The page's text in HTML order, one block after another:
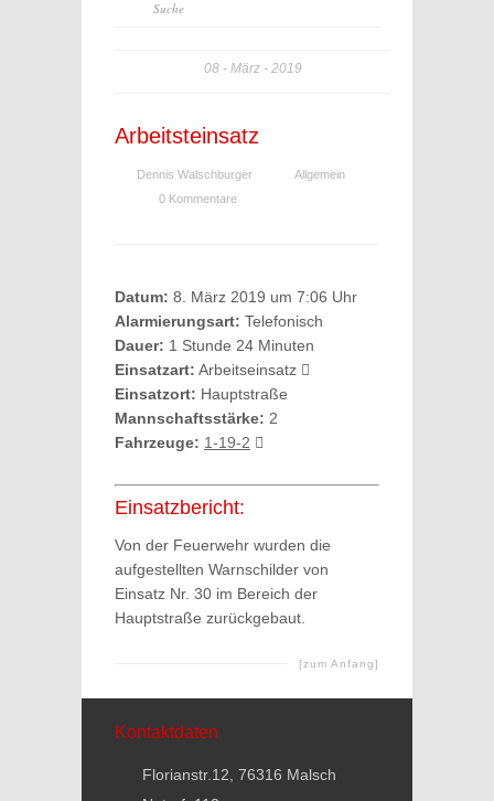
08 März 2019
Arbeitsteinsatz
Dennis Walschburger
Allgemein
0 Kommentare
Datum: 8. März 2019 um 7:06 Uhr
Alarmierungsart: Telefonisch
Dauer: 1 Stunde 24 Minuten
Einsatzart: Arbeitseinsatz
Einsatzort: Hauptstraße
Mannschaftsstärke: 2
Fahrzeuge: 1-19-2
Einsatzbericht:
Von der Feuerwehr wurden die
aufgestellten Warnschilder von
Einsatz Nr. 30 im Bereich der
Hauptstraße zurückgebaut.
[zum Anfang]
Kontaktdaten
Florianstr.12, 76316 Malsch